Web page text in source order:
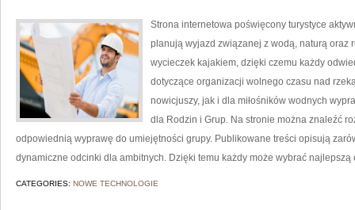
Strona internetowa poświęcony turystyce
planują wyjazd związanej z wodą, naturą oraz
wycieczek kajakiem, dzięki czemu każdy
dotyczące organizacji wolnego czasu nad
nowicjuszy, jak i dla miłośników wodnych
dla Rodzin i Grup. Na stronie można znaleźć
odpowiednią wyprawę do umiejętności grupy. Publikowane treści opisują
dynamiczne odcinki dla ambitnych. Dzięki temu każdy może wybrać
CATEGORIES: NOWE TECHNOLOGIE